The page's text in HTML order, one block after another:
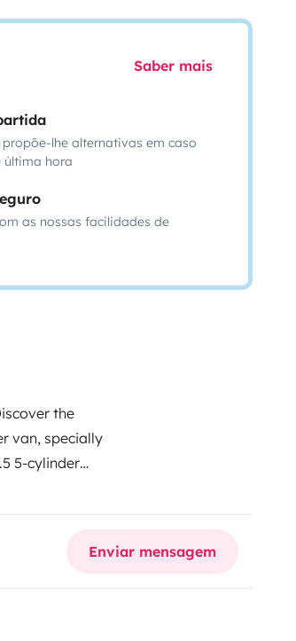
Saber mais
lhe alternativas em caso
última hora
as nossas facilidades de
the
van, specially
5-cylinder
5-
Enviar mensagem